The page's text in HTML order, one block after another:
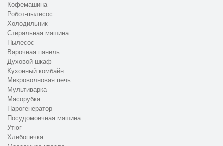
Кофемашина
Робот-пылесос
Холодильник
Стиральная машина
Пылесос
Варочная панель
Духовой шкаф
Кухонный комбайн
Микроволновая печь
Мультиварка
Мясорубка
Парогенератор
Посудомоечная машина
Утюг
Хлебопечка